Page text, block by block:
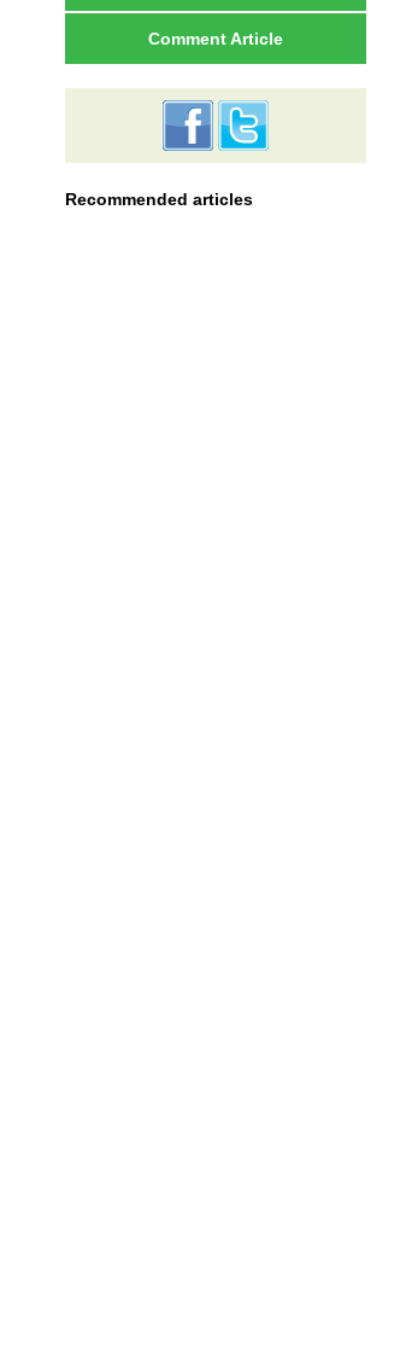
Comment Article
Recommended articles